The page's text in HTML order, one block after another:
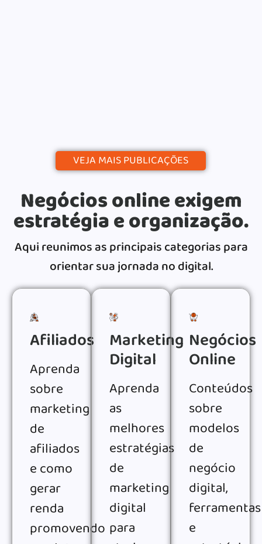
VEJA MAIS PUBLICAÇÕES
Negócios online exigem
estratégia e organização.
Aqui reunimos as principais categorias para
orientar sua jornada no digital.
Afiliados
Aprenda
sobre
marketing
de
afiliados
e como
gerar
renda
promovendo
Marketing
Digital
Aprenda
as
melhores
estratégias
de
marketing
digital
para
Negócios
Online
Conteúdos
sobre
modelos
de
negócio
digital,
ferramentas
e